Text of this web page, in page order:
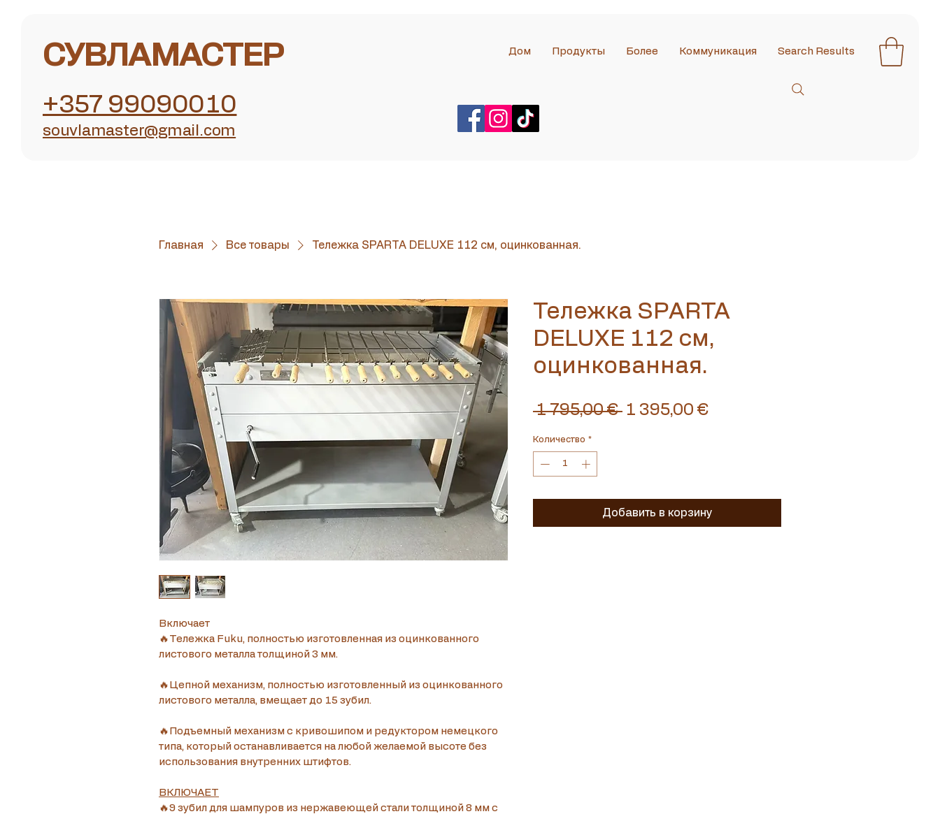
СУВЛАМАСТЕР
+357 99090010
souvlamaster@gmail.com
Дом Продукты Более Коммуникация Search Results
Главная Все товары Тележка SPARTA DELUXE 112 см, оцинкованная.
Включает
🔥Тележка Fuku, полностью изготовленная из оцинкованного
листового металла толщиной 3 мм.
🔥Цепной механизм, полностью изготовленный из оцинкованного
листового металла, вмещает до 15 зубил.
🔥Подъемный механизм с кривошипом и редуктором немецкого
типа, который останавливается на любой желаемой высоте без
использования внутренних штифтов.
ВКЛЮЧАЕТ
🔥9 зубил для шампуров из нержавеющей стали толщиной 8 мм с
Тележка SPARTA
DELUXE 112 см,
оцинкованная.
1 795,00 € Обычная
1 395,00 €
Количество *
Добавить в корзину